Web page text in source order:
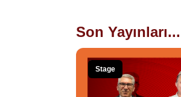
Son Yayınları...
Stage